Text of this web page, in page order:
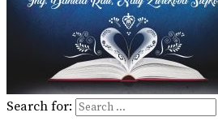
Search for: